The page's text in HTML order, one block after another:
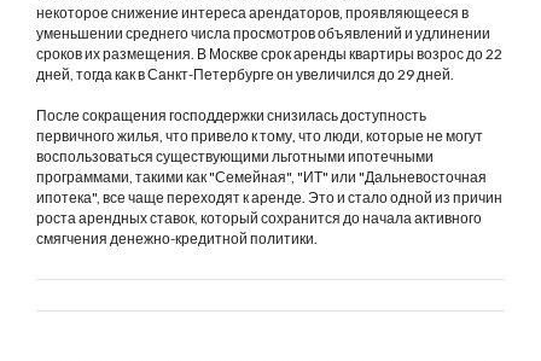
некоторое снижение интереса арендаторов, проявляющееся в
уменьшении среднего числа просмотров объявлений и удлинении
сроков их размещения. В Москве срок аренды квартиры возрос до 22
дней, тогда как в Санкт-Петербурге он увеличился до 29 дней.
После сокращения господдержки снизилась доступность
первичного жилья, что привело к тому, что люди, которые не могут
воспользоваться существующими льготными ипотечными
программами, такими как "Семейная", "ИТ" или "Дальневосточная
ипотека", все чаще переходят к аренде. Это и стало одной из причин
роста арендных ставок, который сохранится до начала активного
смягчения денежно-кредитной политики.